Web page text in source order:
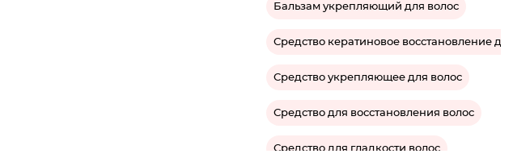
Бальзам укрепляющий для волос
Средство кератиновое восстановление
Средство укрепляющее для волос
Средство для восстановления волос
Средство для гладкости волос